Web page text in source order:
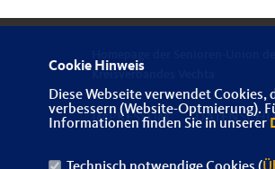
IMPRESSUM
Cookie Hinweis
Diese Webseite verwendet
verbessern (Website-Optmierung).
Informationen finden Sie in unserer